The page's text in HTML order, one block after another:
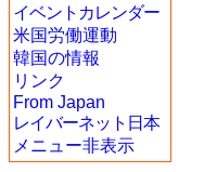
イベントカレンダー
米国労働運動
韓国の情報
リンク
From Japan
レイバーネット日本
メニュー非表示